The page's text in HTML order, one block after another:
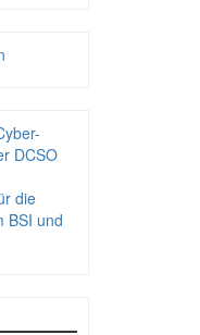
DCSO
die
BSI und